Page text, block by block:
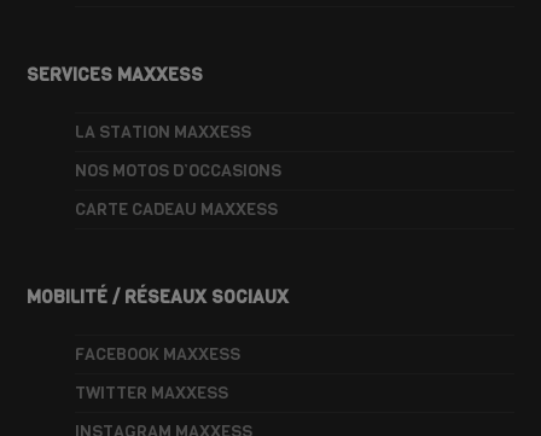
SERVICES MAXXESS
LA STATION MAXXESS
NOS MOTOS D’OCCASIONS
CARTE CADEAU MAXXESS
MOBILITÉ / RÉSEAUX SOCIAUX
FACEBOOK MAXXESS
TWITTER MAXXESS